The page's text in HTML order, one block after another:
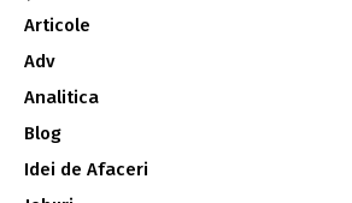
Articole
Adv
Analitica
Blog
Idei de Afaceri